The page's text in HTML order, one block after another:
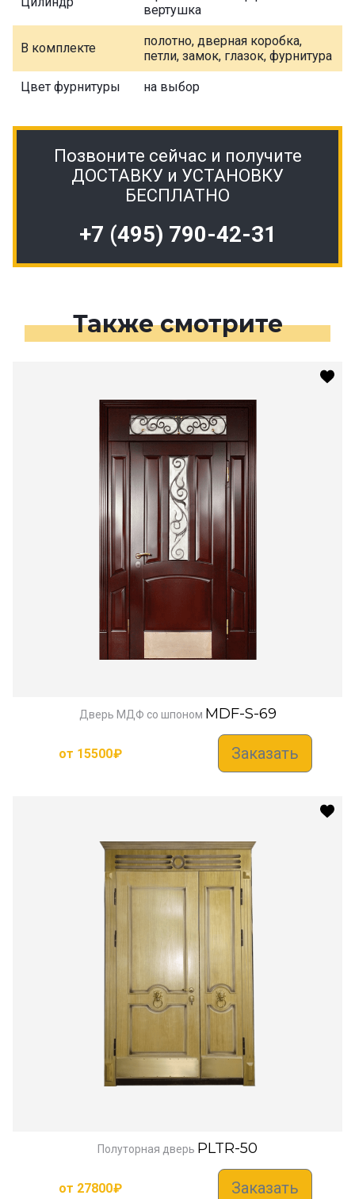
вертушка
В комплекте
полотно, дверная коробка,
петли, замок, глазок, фурнитура
Цвет фурнитуры на выбор
Позвоните сейчас и получите
ДОСТАВКУ и УСТАНОВКУ
БЕСПЛАТНО
+7 (495) 790-42-31
Также смотрите
Дверь МДФ со шпоном MDF-S-69
от 15500₽ Заказать
Полуторная дверь PLTR-50
от 27800₽ Заказать